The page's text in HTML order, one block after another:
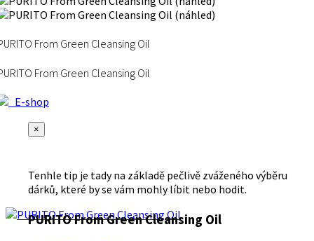
From Green Cleansing Oil
From Green Cleansing Oil
E-shop
×
Tenhle tip je tady na základě pečlivě zváženého výběru
dárků, které by se vám mohly líbit nebo hodit.
PURITO From Green Cleansing Oil